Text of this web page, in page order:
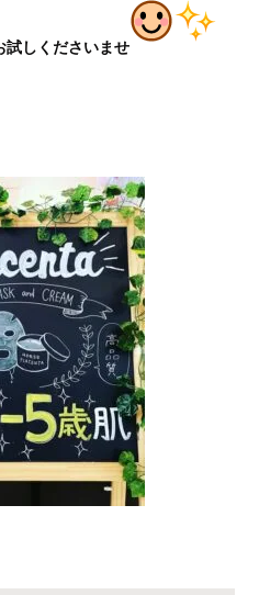
試しくださいませ